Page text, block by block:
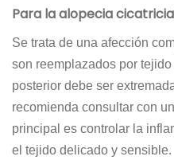
Para la alopecia
Se trata de una afección
son reemplazados por
posterior debe ser
recomienda consultar con
principal es controlar la
el tejido delicado y sensible.